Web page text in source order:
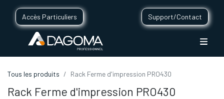
Accès Particuliers Support/Contact
Tous les produits Rack Ferme d'impression PRO430
Rack Ferme d'impression PRO430